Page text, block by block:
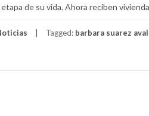
de su vida. Ahora reciben
Tagged: barbara suarez